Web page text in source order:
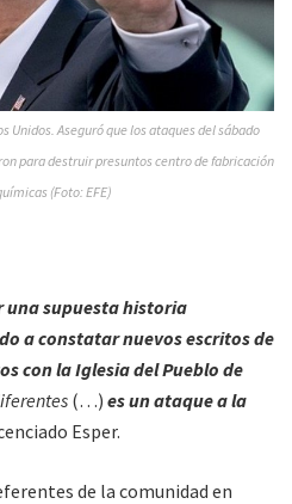
Unidos. Aseguró que los ataques del sábado
para destruir presuntos centro de fabricación
(Foto: EFE)
una supuesta historia
a constatar nuevos escritos de
con la Iglesia del Pueblo de
(…) es un ataque a la
Esper.
de la comunidad en